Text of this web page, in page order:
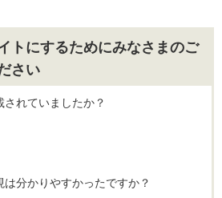
トにするためにみなさまのご
さい
れていましたか？
分かりやすかったですか？